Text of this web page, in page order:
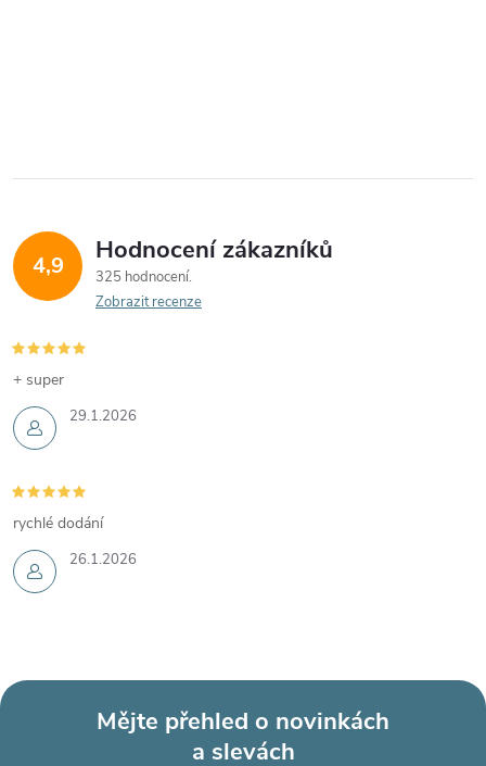
4,9 Hodnocení zákazníků
325 hodnocení
Zobrazit recenze
29.1.2026
+ super
26.1.2026
rychlé dodání
Mějte přehled o novinkách
a slevách